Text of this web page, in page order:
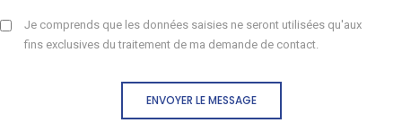
Je comprends que les données saisies ne seront utilisées qu'aux
fins exclusives du traitement de ma demande de contact.
ENVOYER LE MESSAGE